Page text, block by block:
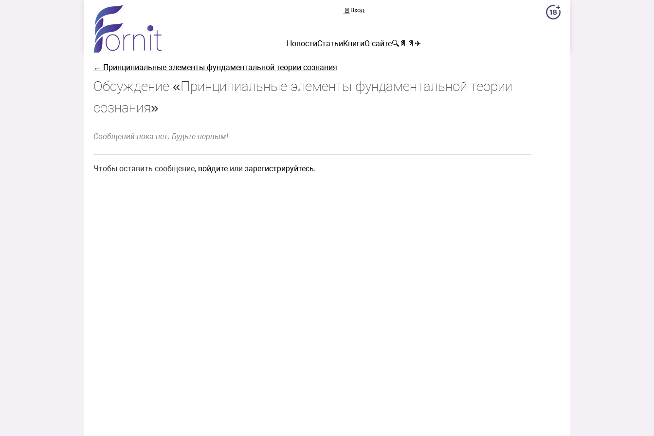
🚪 Вход
НовостиСтатьиКнигиО сайте🔍 📄 📄 ✈
← Принципиальные элементы фундаментальной теории сознания
Обсуждение «Принципиальные элементы фундаментальной теории
сознания»
Сообщений пока нет. Будьте первым!
Чтобы оставить сообщение, войдите или зарегистрируйтесь.